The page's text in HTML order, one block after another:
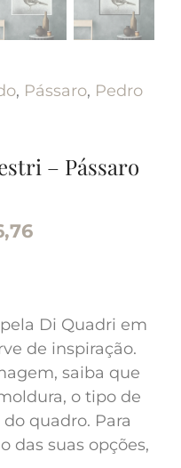
, Pássaro, Pedro
– Pássaro
Di Quadri em
de inspiração.
saiba que
o tipo de
quadro. Para
das suas opções,